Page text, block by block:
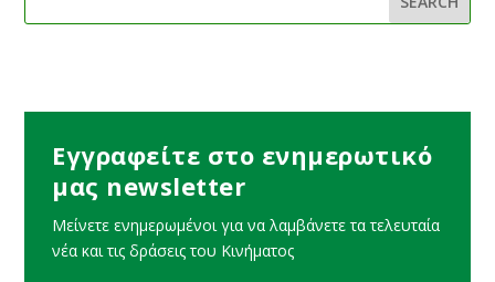
Εγγραφείτε στο ενημερωτικό
μας newsletter
Μείνετε ενημερωμένοι για να λαμβάνετε τα τελευταία
νέα και τις δράσεις του Κινήματος